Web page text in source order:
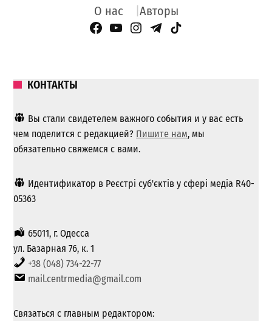
О нас Авторы
Facebook Page
YouTube
Instagram
Telegram
TikTok
КОНТАКТЫ
Вы стали свидетелем важного события и у вас есть
чем поделится с редакцией? Пишите нам, мы
обязательно свяжемся с вами.
Идентификатор в Реєстрі суб'єктів у сфері медіа R40-
05363
65011, г. Одесса
ул. Базарная 76, к. 1
+38 (048) 734-22-77
mail.centrmedia@gmail.com
Связаться с главным редактором: